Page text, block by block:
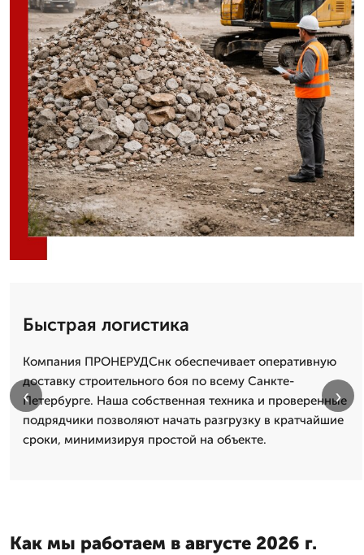
Быстрая логистика
Компания ПРОНЕРУДСнк обеспечивает оперативную
доставку строительного боя по всему Санкте-
Петербурге. Наша собственная техника и проверенные
подрядчики позволяют начать разгрузку в кратчайшие
сроки, минимизируя простой на объекте.
‹ ›
Как мы работаем в августе 2026 г.